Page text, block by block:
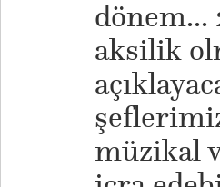
dönem...
aksilik
müzikal